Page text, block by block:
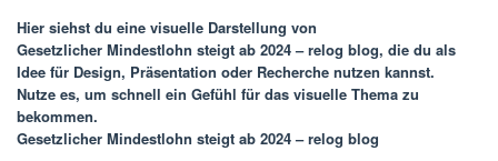
Hier siehst du eine visuelle Darstellung von
Gesetzlicher Mindestlohn steigt ab 2024 – relog blog, die du als
Idee für Design, Präsentation oder Recherche nutzen kannst.
Nutze es, um schnell ein Gefühl für das visuelle Thema zu
bekommen.
Gesetzlicher Mindestlohn steigt ab 2024 – relog blog